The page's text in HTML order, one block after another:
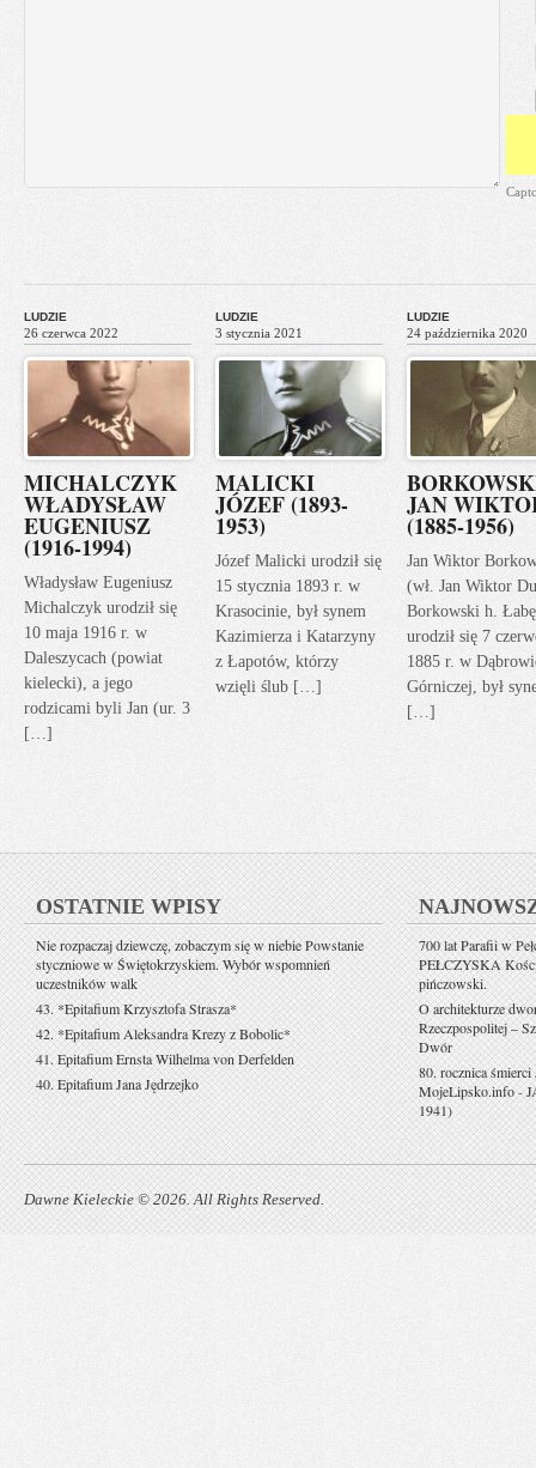
LUDZIE
26 czerwca 2022
MICHALCZYK
WŁADYSŁAW
EUGENIUSZ
(1916-1994)
Władysław Eugeniusz
Michalczyk urodził się
10 maja 1916 r. w
Daleszycach (powiat
kielecki), a jego
rodzicami byli Jan (ur. 3
[…]
LUDZIE
3 stycznia 2021
MALICKI
JÓZEF (1893-
1953)
Józef Malicki urodził się
15 stycznia 1893 r. w
Krasocinie, był synem
Kazimierza i Katarzyny
z Łapotów, którzy
wzięli ślub […]
LUDZIE
24 października 2020
JAN
(1885-1956)
Jan Wiktor
(wł. Jan Wiktor
Borkowski h.
urodził się 7
1885 r. w
Górniczej, był
[…]
OSTATNIE WPISY
Nie rozpaczaj dziewczę, zobaczym się w niebie Powstanie
styczniowe w Świętokrzyskiem. Wybór wspomnień
uczestników walk
43. *Epitafium Krzysztofa Strasza*
42. *Epitafium Aleksandra Krezy z Bobolic*
41. Epitafium Ernsta Wilhelma von Derfelden
40. Epitafium Jana Jędrzejko
700 lat Parafii w
PEŁCZYSKA
pińczowski.
O architekturze
Rzeczpospolitej –
Dwór
80. rocznica
MojeLipsko.info-
1941)
Dawne Kieleckie © 2026. All Rights Reserved.